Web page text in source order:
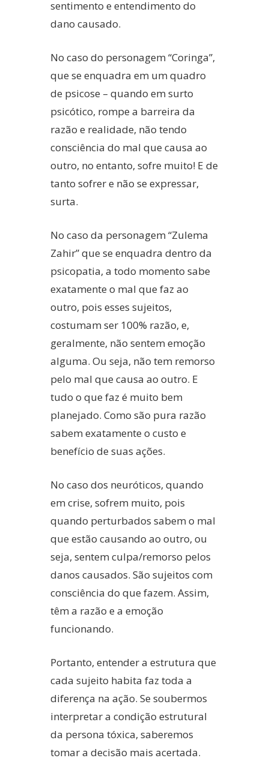
sentimento e entendimento do
dano causado.
No caso do personagem “Coringa”,
que se enquadra em um quadro
de psicose – quando em surto
psicótico, rompe a barreira da
razão e realidade, não tendo
consciência do mal que causa ao
outro, no entanto, sofre muito! E de
tanto sofrer e não se expressar,
surta.
No caso da personagem “Zulema
Zahir” que se enquadra dentro da
psicopatia, a todo momento sabe
exatamente o mal que faz ao
outro, pois esses sujeitos,
costumam ser 100% razão, e,
geralmente, não sentem emoção
alguma. Ou seja, não tem remorso
pelo mal que causa ao outro. E
tudo o que faz é muito bem
planejado. Como são pura razão
sabem exatamente o custo e
benefício de suas ações.
No caso dos neuróticos, quando
em crise, sofrem muito, pois
quando perturbados sabem o mal
que estão causando ao outro, ou
seja, sentem culpa/remorso pelos
danos causados. São sujeitos com
consciência do que fazem. Assim,
têm a razão e a emoção
funcionando.
Portanto, entender a estrutura que
cada sujeito habita faz toda a
diferença na ação. Se soubermos
interpretar a condição estrutural
da persona tóxica, saberemos
tomar a decisão mais acertada.